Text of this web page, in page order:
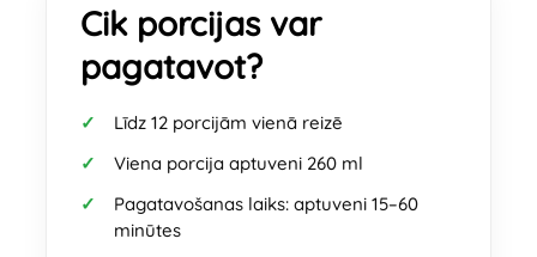
Cik porcijas var
pagatavot?
Līdz 12 porcijām vienā reizē
Viena porcija aptuveni 260 ml
Pagatavošanas laiks: aptuveni 15–60
minūtes